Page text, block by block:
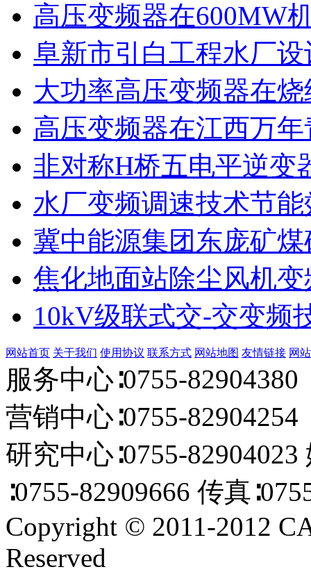
高压变频器在600MW
阜新市引白工程水厂设
大功率高压变频器在烧
高压变频器在江西万年
非对称H桥五电平逆变
水厂变频调速技术节能
冀中能源集团东庞矿煤
焦化地面站除尘风机变
10kV级联式交-交变频
网站首页 关于我们 使用协议 联系方式 网站地图 友情链接 网
服务中心∶0755-
营销中心∶0755-
研究中心∶0755-
∶0755-82909666 传真
Copyright © 2011-2012
Reserved